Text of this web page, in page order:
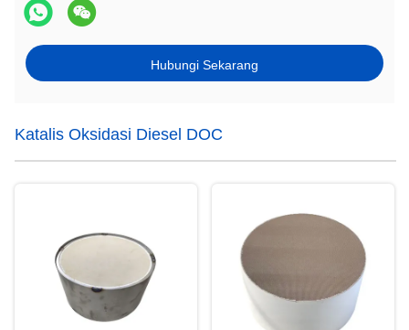
Hubungi Sekarang
Katalis Oksidasi Diesel DOC